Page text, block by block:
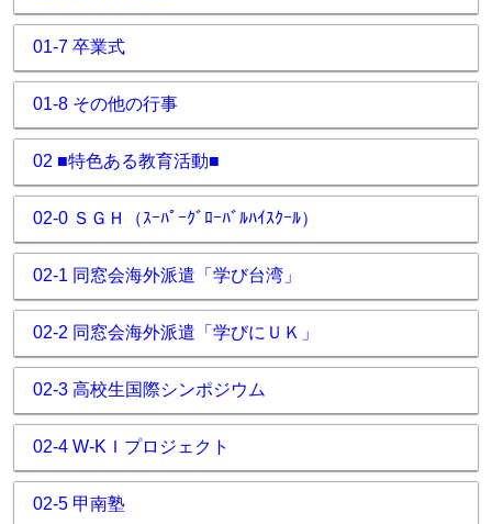
01-7 卒業式
01-8 その他の行事
02 ■特色ある教育活動■
02-0 ＳＧＨ（ｽｰﾊﾟｰｸﾞﾛｰﾊﾞﾙﾊｲｽｸｰﾙ）
02-1 同窓会海外派遣「学び台湾」
02-2 同窓会海外派遣「学びにＵＫ」
02-3 高校生国際シンポジウム
02-4 W-KＩプロジェクト
02-5 甲南塾